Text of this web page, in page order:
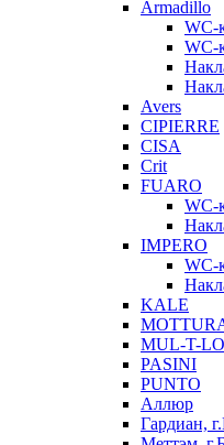
Armadillo
WC-
WC-
Avers
CIPIERRE
CISA
Crit
FUARO
WC-
IMPERO
WC-
KALE
MUL-T-
PASINI
PUNTO
Аллюр
Гардиан,